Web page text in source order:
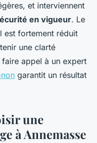
et interviennent
en vigueur. Le
est fortement réduit
une clarté
appel à un expert
garantit un résultat
une
à Annemasse